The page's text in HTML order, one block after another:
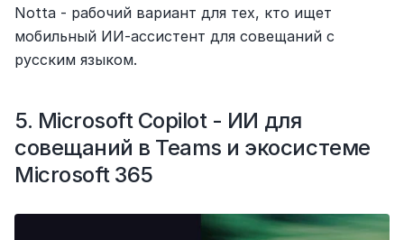
Notta - рабочий вариант для тех, кто ищет
мобильный ИИ-ассистент для совещаний с
русским языком.
5. Microsoft Copilot - ИИ для
совещаний в Teams и экосистеме
Microsoft 365